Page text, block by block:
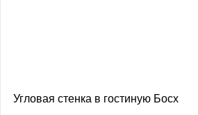
Угловая стенка в гостиную Босх